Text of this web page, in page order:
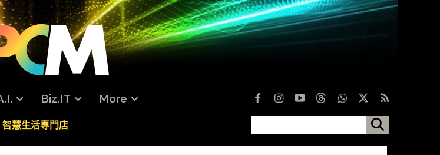
Biz.IT More
慧生活專門店